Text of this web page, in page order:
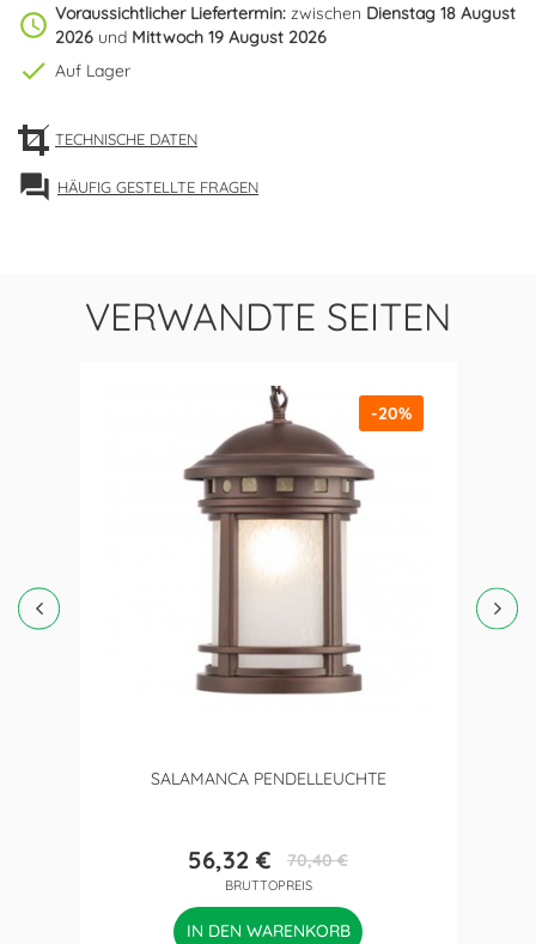
schedule Voraussichtlicher Liefertermin: zwischen Dienstag 18 August
2026 und Mittwoch 19 August 2026
check Auf Lager
TECHNISCHE DATEN
forum HÄUFIG GESTELLTE FRAGEN
VERWANDTE SEITEN
SALAMANCA PENDELLEUCHTE
Preis
56,32 €Verkaufspreis
70,40 €
BRUTTOPREIS
-20%
IN DEN WARENKORB